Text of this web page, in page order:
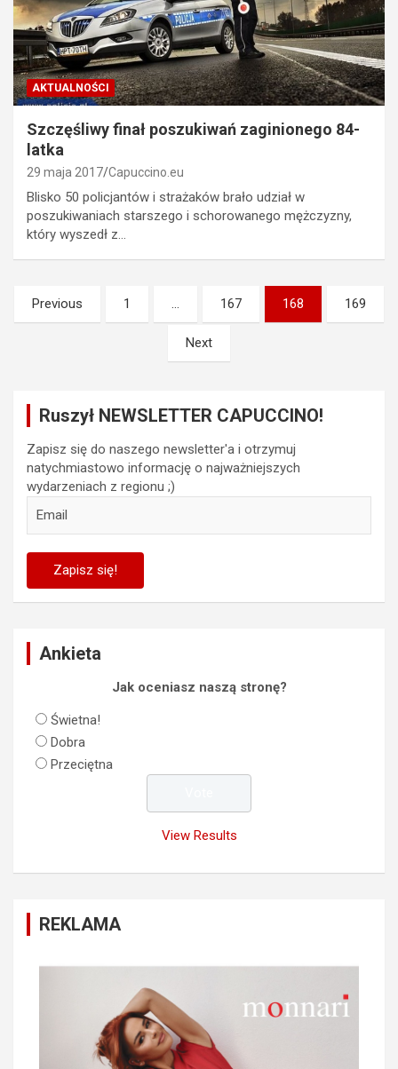
AKTUALNOŚCI
Szczęśliwy finał poszukiwań zaginionego 84-
latka
29 maja 2017 Capuccino.eu
Blisko 50 policjantów i strażaków brało udział w
poszukiwaniach starszego i schorowanego mężczyzny,
który wyszedł z…
Stronicowanie
wpisów
Previous 1 … 167 168 169
Next
Ruszył NEWSLETTER CAPUCCINO!
Zapisz się do naszego newsletter'a i otrzymuj
natychmiastowo informację o najważniejszych
wydarzeniach z regionu ;)
Ankieta
Jak oceniasz naszą stronę?
Świetna!
Dobra
Przeciętna
View Results
REKLAMA